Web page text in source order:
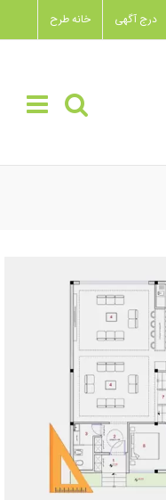
خانه طرح درج آگهی